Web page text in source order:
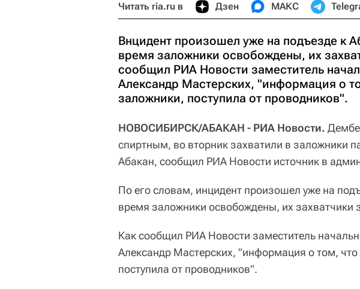
Читать ria.ru в Дзен МАКС
Bнцидент произошел уже на подъезде к
время заложники освобождены, их
сообщил РИА Новости заместитель
Александр Мастерских, "информация о
заложники, поступила от проводников".
НОВОСИБИРСК/АБАКАН - РИА Новости.
спиртным, во вторник захватили в заложники
Абакан, сообщил РИА Новости источник в
По его словам, инцидент произошел уже на
время заложники освобождены, их захватчики
Как сообщил РИА Новости заместитель
Александр Мастерских, "информация о том, что
поступила от проводников".